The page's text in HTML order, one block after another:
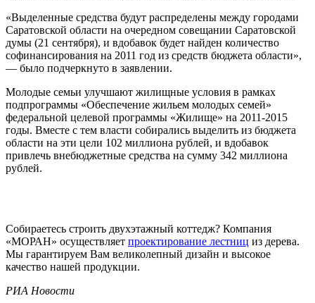
«Выделенные средства будут распределены между городами
Саратовской области на очередном совещании Саратовской
думы (21 сентября), и вдобавок будет найден количество
софинансирования на 2011 год из средств бюджета области»,
— было подчеркнуто в заявлении.
Молодые семьи улучшают жилищные условия в рамках
подпрограммы «Обеспечение жильем молодых семей»
федеральной целевой программы «Жилище» на 2011-2015
годы. Вместе с тем власти собирались выделить из бюджета
области на эти цели 102 миллиона рублей, и вдобавок
привлечь внебюджетные средства на сумму 342 миллиона
рублей.
Собираетесь строить двухэтажный коттедж? Компания
«МОРАН» осуществляет проектирование лестниц из дерева.
Мы гарантируем Вам великолепный дизайн и высокое
качество нашей продукции.
РИА Новости